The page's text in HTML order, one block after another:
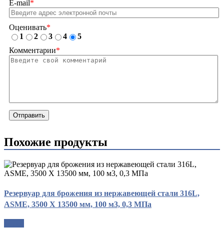
E-mail*
Оценивать*
1
2 3 4
5
Комментарии*
Отправить
Похожие продукты
Резервуар для брожения из нержавеющей стали 316L,
ASME, 3500 X 13500 мм, 100 м3, 0,3 МПа